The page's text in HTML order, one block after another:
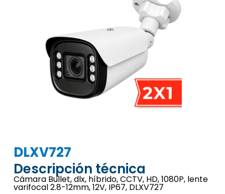
DLXV727
Descripción técnica
Cámara Bullet, dlx, híbrido, CCTV, HD, 1080P, lente
varifocal 2.8-12mm, 12V, IP67, DLXV727